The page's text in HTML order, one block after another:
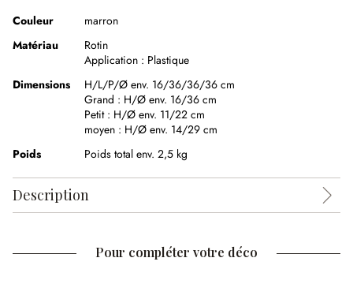
Couleur
marron
Matériau
Rotin
Application : Plastique
Dimensions
H/L/P/Ø env. 16/36/36/36 cm
Grand : H/Ø env. 16/36 cm
Petit : H/Ø env. 11/22 cm
moyen : H/Ø env. 14/29 cm
Poids
Poids total env. 2,5 kg
Description
Pour compléter votre déco